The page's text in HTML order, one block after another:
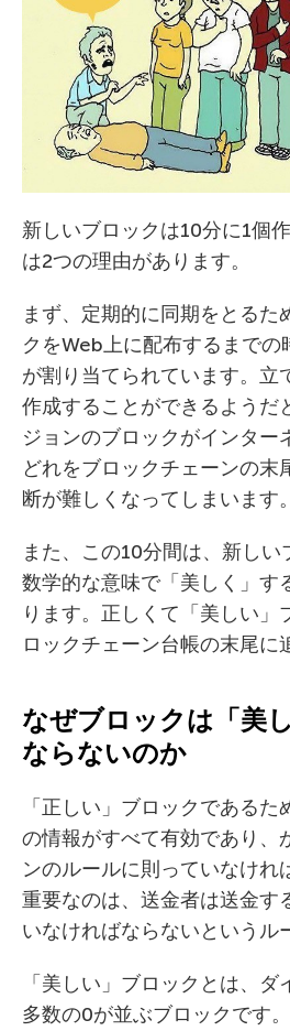
新しいブロックは10分に1個
は2つの理由があります。
まず、定期的に同期をとるた
クをWeb上に配布するまでの
が割り当てられています。立
作成することができるようだ
ジョンのブロックがインター
どれをブロックチェーンの末
断が難しくなってしまいます。
また、この10分間は、新しい
数学的な意味で「美しく」す
ります。正しくて「美しい」
ロックチェーン台帳の末尾に
なぜブロックは「美
ならないのか
「正しい」ブロックである
の情報がすべて有効であり、
ンのルールに則っていなけれ
重要なのは、送金者は送金す
いなければならないというル
「美しい」ブロックとは、
多数の0が並ぶブロックです